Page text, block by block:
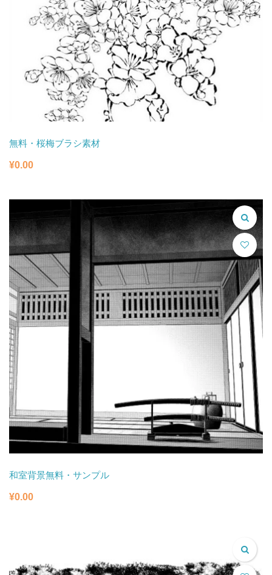
無料・桜梅ブラシ素材
¥0.00
和室背景無料・サンプル
¥0.00